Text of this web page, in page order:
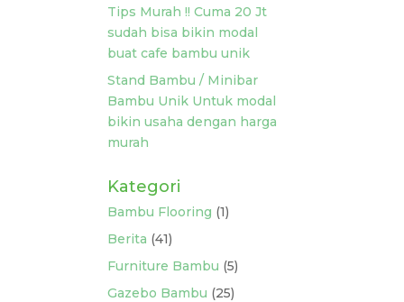
Tips Murah !! Cuma 20 Jt
sudah bisa bikin modal
buat cafe bambu unik
Stand Bambu / Minibar
Bambu Unik Untuk modal
bikin usaha dengan harga
murah
Kategori
Bambu Flooring (1)
Berita (41)
Furniture Bambu (5)
Gazebo Bambu (25)